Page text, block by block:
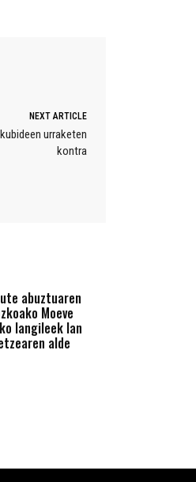
NEXT ARTICLE
urraketen
kontra
abuztuaren
Moeve
langileek lan
alde